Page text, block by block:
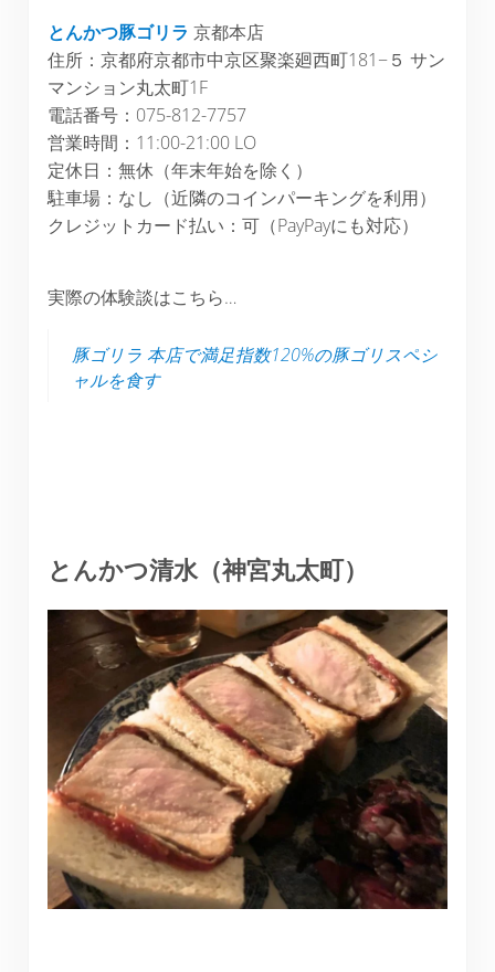
とんかつ豚ゴリラ 京都本店
住所：京都府京都市中京区聚楽廻西町181−５ サン
マンション丸太町1F
電話番号：075-812-7757
営業時間：11:00-21:00 LO
定休日：無休（年末年始を除く）
駐車場：なし（近隣のコインパーキングを利用）
クレジットカード払い：可（PayPayにも対応）
実際の体験談はこちら…
豚ゴリラ 本店で満足指数120%の豚ゴリスペシ
ャルを食す
とんかつ清水（神宮丸太町）